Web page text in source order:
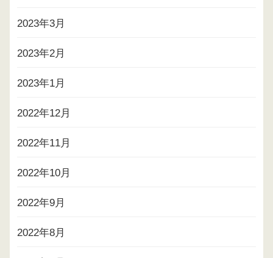
2023年3月
2023年2月
2023年1月
2022年12月
2022年11月
2022年10月
2022年9月
2022年8月